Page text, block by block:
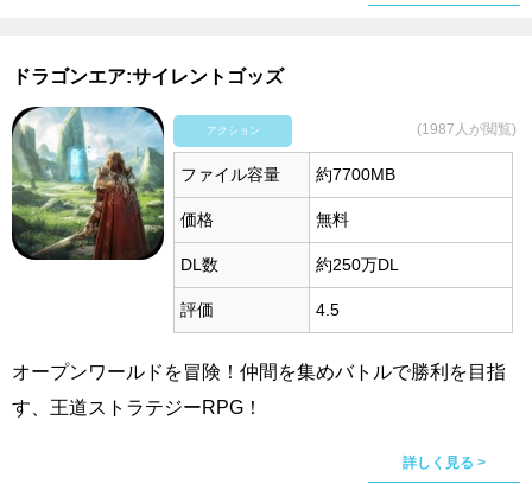
ドラゴンエア:サイレントゴッズ
アクション (1987人が閲覧)
ファイル容量 約7700MB
価格 無料
DL数 約250万DL
評価 4.5
オープンワールドを冒険！仲間を集めバトルで勝利を目指
す、王道ストラテジーRPG！
詳しく見る >